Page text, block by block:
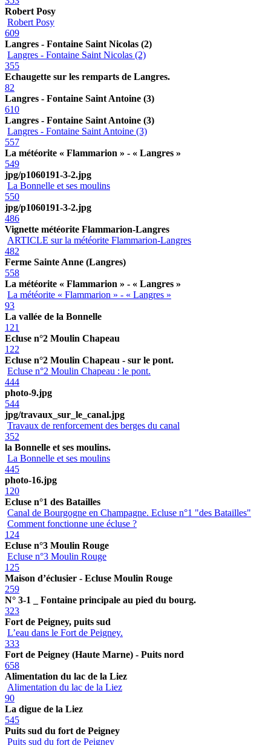
Robert Posy
Robert Posy
609
Langres - Fontaine Saint Nicolas (2)
Langres - Fontaine Saint Nicolas (2)
355
Echaugette sur les remparts de Langres.
82
Langres - Fontaine Saint Antoine (3)
610
Langres - Fontaine Saint Antoine (3)
Langres - Fontaine Saint Antoine (3)
557
La météorite « Flammarion » - « Langres »
549
jpg/p1060191-3-2.jpg
La Bonnelle et ses moulins
550
jpg/p1060191-3-2.jpg
486
Vignette météorite Flammarion-Langres
ARTICLE sur la météorite Flammarion-Langres
482
Ferme Sainte Anne (Langres)
558
La météorite « Flammarion » - « Langres »
La météorite « Flammarion » - « Langres »
93
La vallée de la Bonnelle
121
Ecluse n°2 Moulin Chapeau
122
Ecluse n°2 Moulin Chapeau - sur le pont.
Ecluse n°2 Moulin Chapeau : le pont.
444
photo-9.jpg
544
jpg/travaux_sur_le_canal.jpg
Travaux de renforcement des berges du canal
352
la Bonnelle et ses moulins.
La Bonnelle et ses moulins
445
photo-16.jpg
120
Ecluse n°1 des Batailles
Canal de Bourgogne en Champagne. Ecluse n°1 "des Batailles"
Comment fonctionne une écluse ?
124
Ecluse n°3 Moulin Rouge
Ecluse n°3 Moulin Rouge
125
Maison d’éclusier - Ecluse Moulin Rouge
259
N° 3-1 _ Fontaine principale au pied du bourg.
323
Fort de Peigney, puits sud
L’eau dans le Fort de Peigney.
333
Fort de Peigney (Haute Marne) - Puits nord
658
Alimentation du lac de la Liez
Alimentation du lac de la Liez
90
La digue de la Liez
545
Puits sud du fort de Peigney
Puits sud du fort de Peigney